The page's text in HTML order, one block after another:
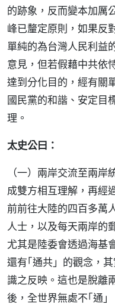
的跡象，反而變本加厲
峰已釐定原則，如果反
單純的為台灣人民利益
意見，但若假藉中共依
達到分化目的，經有關
國民黨的和諧、安定目
理。
太史公曰：
（一）兩岸交流至兩
成雙方相互理解，再經
前前往大陸的四百多萬
人士，以及每天兩岸的
尤其是陸委會透過海基
還有｢通共」的觀念，
識之反映。這也是脫離
後，全世界無處不｢通」